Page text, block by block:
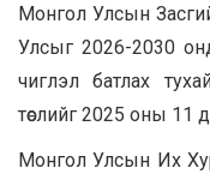
Монгол Улсын
Улсыг 2026-2030
чиглэл батлах
төслийг 2025 оны 11
Монгол Улсын Их